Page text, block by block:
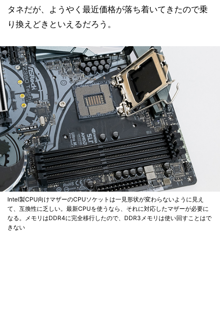
タネだが、ようやく最近価格が落ち着いてきたので乗
り換えどきといえるだろう。
Intel製CPU向けマザーのCPUソケットは一見形状が変わらないように見え
て、互換性に乏しい。最新CPUを使うなら、それに対応したマザーが必要に
なる。メモリはDDR4に完全移行したので、DDR3メモリは使い回すことはで
きない